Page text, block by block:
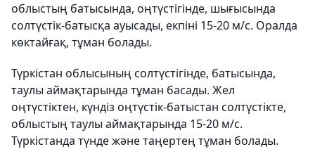
облыстың батысында, оңтүстігінде, шығысында
солтүстік-батысқа ауысады, екпіні 15-20 м/с. Оралда
көктайғақ, тұман болады.
Түркістан облысының солтүстігінде, батысында,
таулы аймақтарында тұман басады. Жел
оңтүстіктен, күндіз оңтүстік-батыстан солтүстікте,
облыстың таулы аймақтарында 15-20 м/с.
Түркістанда түнде және таңертең тұман болады.